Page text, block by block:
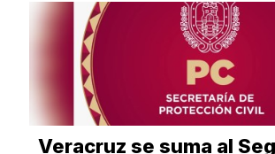
Veracruz se suma al